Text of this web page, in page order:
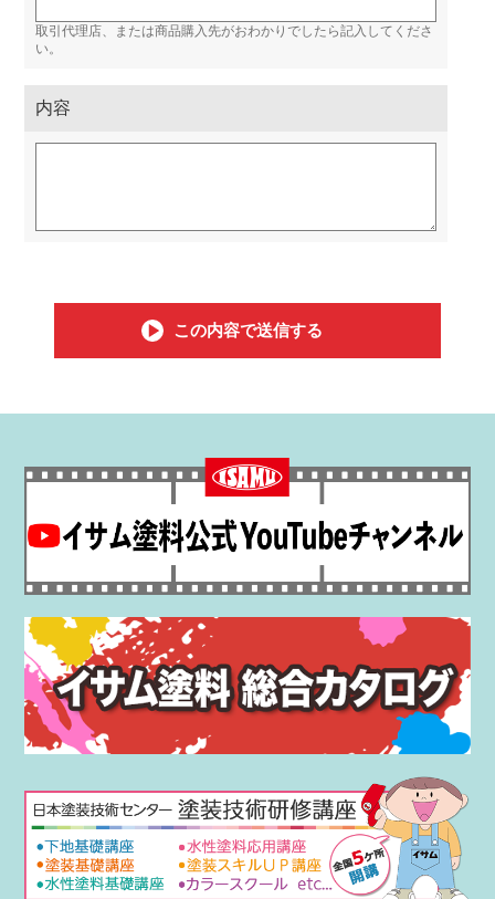
取引代理店、または商品購入先がおわかりでしたら記入してくださ
い。
内容